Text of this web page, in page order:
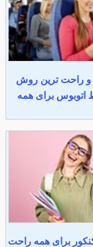
و راحت ترین روش
اتوبوس برای همه
برای همه راحت